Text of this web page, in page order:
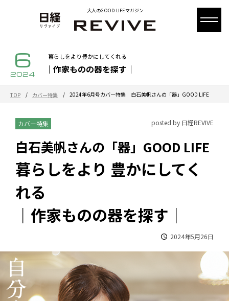
大人のGOOD LIFEマガジン
6
2024
暮らしをより豊かにしてくれる
｜作家ものの器を探す｜
TOP / カバー特集 / 2024年6月号カバー特集 白石美帆さんの「器」GOOD LIFE
カバー特集 posted by 日経REVIVE
白石美帆さんの「器」GOOD LIFE
暮らしをより 豊かにしてく
れる
｜作家ものの器を探す｜
2024年5月26日